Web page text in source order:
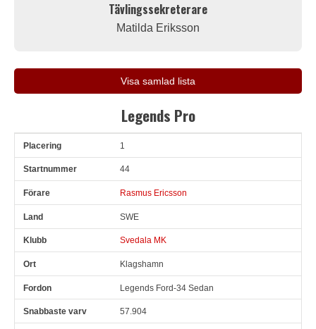
Tävlingssekreterare
Matilda Eriksson
Visa samlad lista
Legends Pro
Pl Snr 1
44
Rasmus Ericsson
SWE
Svedala MK
Klagshamn
Legends Ford-34 Sedan
57.904